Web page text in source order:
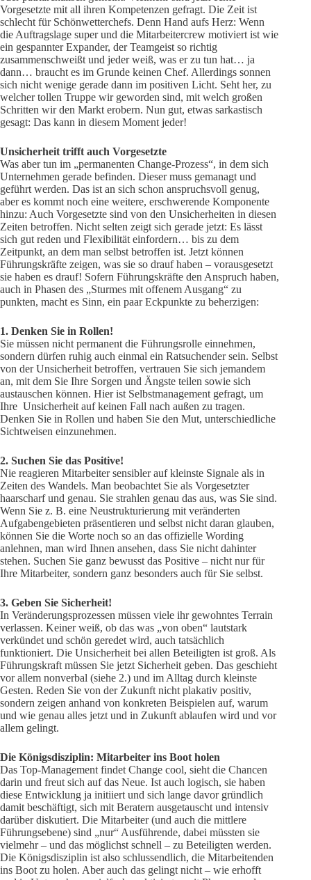
Vorgesetzte mit all ihren Kompetenzen gefragt. Die Zeit ist
schlecht für Schönwetterchefs. Denn Hand aufs Herz: Wenn
die Auftragslage super und die Mitarbeitercrew motiviert ist wie
ein gespannter Expander, der Teamgeist so richtig
zusammenschweißt und jeder weiß, was er zu tun hat… ja
dann… braucht es im Grunde keinen Chef. Allerdings sonnen
sich nicht wenige gerade dann im positiven Licht. Seht her, zu
welcher tollen Truppe wir geworden sind, mit welch großen
Schritten wir den Markt erobern. Nun gut, etwas sarkastisch
gesagt: Das kann in diesem Moment jeder!
Unsicherheit trifft auch Vorgesetzte
Was aber tun im „permanenten Change-Prozess“, in dem sich
Unternehmen gerade befinden. Dieser muss gemanagt und
geführt werden. Das ist an sich schon anspruchsvoll genug,
aber es kommt noch eine weitere, erschwerende Komponente
hinzu: Auch Vorgesetzte sind von den Unsicherheiten in diesen
Zeiten betroffen. Nicht selten zeigt sich gerade jetzt: Es lässt
sich gut reden und Flexibilität einfordern… bis zu dem
Zeitpunkt, an dem man selbst betroffen ist. Jetzt können
Führungskräfte zeigen, was sie so drauf haben – vorausgesetzt
sie haben es drauf! Sofern Führungskräfte den Anspruch haben,
auch in Phasen des „Sturmes mit offenem Ausgang“ zu
punkten, macht es Sinn, ein paar Eckpunkte zu beherzigen:
1. Denken Sie in Rollen!
Sie müssen nicht permanent die Führungsrolle einnehmen,
sondern dürfen ruhig auch einmal ein Ratsuchender sein. Selbst
von der Unsicherheit betroffen, vertrauen Sie sich jemandem
an, mit dem Sie Ihre Sorgen und Ängste teilen sowie sich
austauschen können. Hier ist Selbstmanagement gefragt, um
Ihre Unsicherheit auf keinen Fall nach außen zu tragen.
Denken Sie in Rollen und haben Sie den Mut, unterschiedliche
Sichtweisen einzunehmen.
2. Suchen Sie das Positive!
Nie reagieren Mitarbeiter sensibler auf kleinste Signale als in
Zeiten des Wandels. Man beobachtet Sie als Vorgesetzter
haarscharf und genau. Sie strahlen genau das aus, was Sie sind.
Wenn Sie z. B. eine Neustrukturierung mit veränderten
Aufgabengebieten präsentieren und selbst nicht daran glauben,
können Sie die Worte noch so an das offizielle Wording
anlehnen, man wird Ihnen ansehen, dass Sie nicht dahinter
stehen. Suchen Sie ganz bewusst das Positive – nicht nur für
Ihre Mitarbeiter, sondern ganz besonders auch für Sie selbst.
3. Geben Sie Sicherheit!
In Veränderungsprozessen müssen viele ihr gewohntes Terrain
verlassen. Keiner weiß, ob das was „von oben“ lautstark
verkündet und schön geredet wird, auch tatsächlich
funktioniert. Die Unsicherheit bei allen Beteiligten ist groß. Als
Führungskraft müssen Sie jetzt Sicherheit geben. Das geschieht
vor allem nonverbal (siehe 2.) und im Alltag durch kleinste
Gesten. Reden Sie von der Zukunft nicht plakativ positiv,
sondern zeigen anhand von konkreten Beispielen auf, warum
und wie genau alles jetzt und in Zukunft ablaufen wird und vor
allem gelingt.
Die Königsdisziplin: Mitarbeiter ins Boot holen
Das Top-Management findet Change cool, sieht die Chancen
darin und freut sich auf das Neue. Ist auch logisch, sie haben
diese Entwicklung ja initiiert und sich lange davor gründlich
damit beschäftigt, sich mit Beratern ausgetauscht und intensiv
darüber diskutiert. Die Mitarbeiter (und auch die mittlere
Führungsebene) sind „nur“ Ausführende, dabei müssten sie
vielmehr – und das möglichst schnell – zu Beteiligten werden.
Die Königsdisziplin ist also schlussendlich, die Mitarbeitenden
ins Boot zu holen. Aber auch das gelingt nicht – wie erhofft